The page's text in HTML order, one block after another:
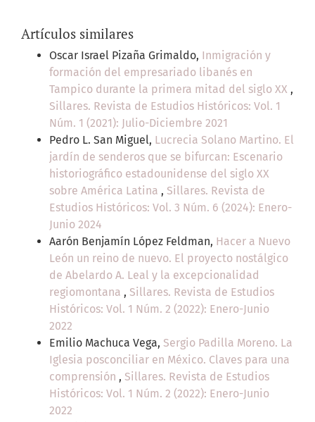
Artículos similares
Oscar Israel Pizaña Grimaldo, Inmigración y
formación del empresariado libanés en
Tampico durante la primera mitad del siglo XX ,
Sillares. Revista de Estudios Históricos: Vol. 1
Núm. 1 (2021): Julio-Diciembre 2021
Pedro L. San Miguel, Lucrecia Solano Martino. El
jardín de senderos que se bifurcan: Escenario
historiográfico estadounidense del siglo XX
sobre América Latina , Sillares. Revista de
Estudios Históricos: Vol. 3 Núm. 6 (2024): Enero-
Junio 2024
Aarón Benjamín López Feldman, Hacer a Nuevo
León un reino de nuevo. El proyecto nostálgico
de Abelardo A. Leal y la excepcionalidad
regiomontana , Sillares. Revista de Estudios
Históricos: Vol. 1 Núm. 2 (2022): Enero-Junio
2022
Emilio Machuca Vega, Sergio Padilla Moreno. La
Iglesia posconciliar en México. Claves para una
comprensión , Sillares. Revista de Estudios
Históricos: Vol. 1 Núm. 2 (2022): Enero-Junio
2022